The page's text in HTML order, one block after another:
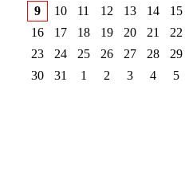
9
10 11 12 13 14
15
16
17 18 19 20 21
22
23
24 25 26 27 28
29
30
31 1 2 3 4 5